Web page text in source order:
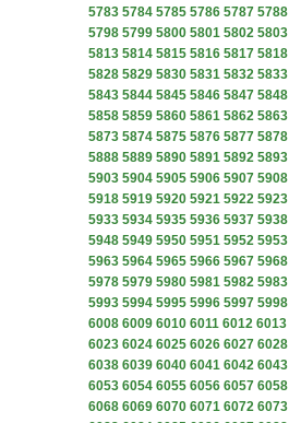
5783 5784 5785 5786 5787 5788
5798 5799 5800 5801 5802 5803
5813 5814 5815 5816 5817 5818
5828 5829 5830 5831 5832 5833
5843 5844 5845 5846 5847 5848
5858 5859 5860 5861 5862 5863
5873 5874 5875 5876 5877 5878
5888 5889 5890 5891 5892 5893
5903 5904 5905 5906 5907 5908
5918 5919 5920 5921 5922 5923
5933 5934 5935 5936 5937 5938
5948 5949 5950 5951 5952 5953
5963 5964 5965 5966 5967 5968
5978 5979 5980 5981 5982 5983
5993 5994 5995 5996 5997 5998
6008 6009 6010 6011 6012 6013
6023 6024 6025 6026 6027 6028
6038 6039 6040 6041 6042 6043
6053 6054 6055 6056 6057 6058
6068 6069 6070 6071 6072 6073